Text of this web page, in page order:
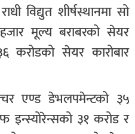
विद्युत शीर्षस्थानमा सो
मूल्य बराबरको सेयर
करोडको सेयर कारोबार
एण्ड डेभलपमेन्टको ३५
इन्स्योरेन्सको ३१ करोड र